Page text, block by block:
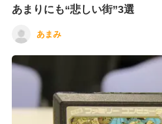
あまりにも“悲しい街”3選
あまみ